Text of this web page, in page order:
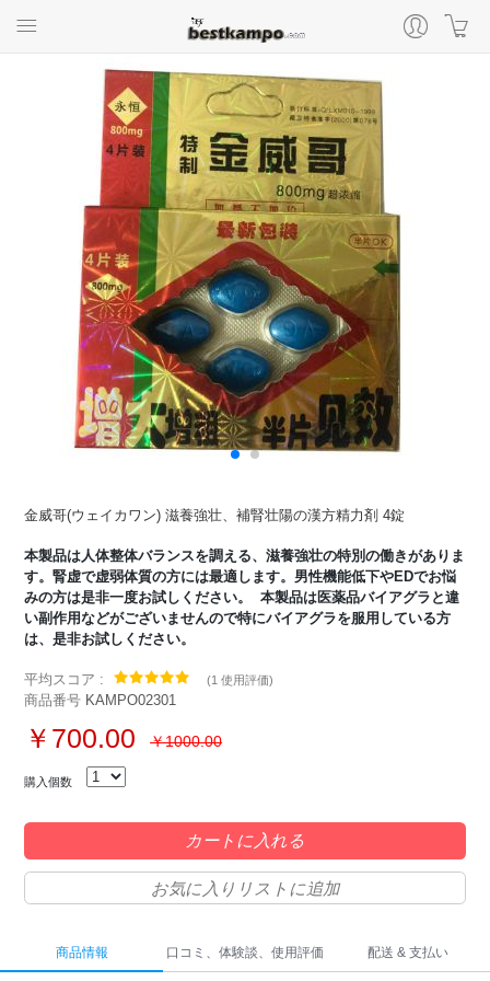
金威哥(ウェイカワン) 滋養強壮、補腎壮陽の漢方精力剤 4錠
本製品は人体整体バランスを調える、滋養強壮の特別の働きがありま
す。腎虚で虚弱体質の方には最適します。男性機能低下やEDでお悩
みの方は是非一度お試しください。 本製品は医薬品バイアグラと違
い副作用などがございませんので特にバイアグラを服用している方
は、是非お試しください。
平均スコア : (1 使用評価)
商品番号 KAMPO02301
￥700.00 ￥1000.00
購入個数
カートに入れる
お気に入りリストに追加
商品情報 口コミ、体験談、使用評価 配送 & 支払い